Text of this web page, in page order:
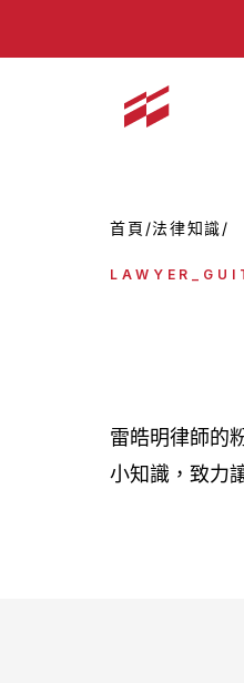
首頁 /法律知識 /
雷皓明律師的
小知識，致力